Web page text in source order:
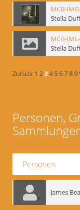
MCB-
Stella
MCB-
Stella
Zurück 1 234 56789
Personen,
Personen
James